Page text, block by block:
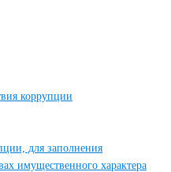
коррупции
для заполнения
имущественного характера